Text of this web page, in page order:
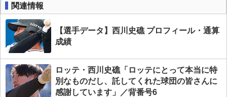
関連情報
【選手データ】西川史礁 プロフィール・通算
成績
ロッテ・西川史礁「ロッテにとって本当に特
別なものだし、託してくれた球団の皆さんに
感謝しています」／背番号6